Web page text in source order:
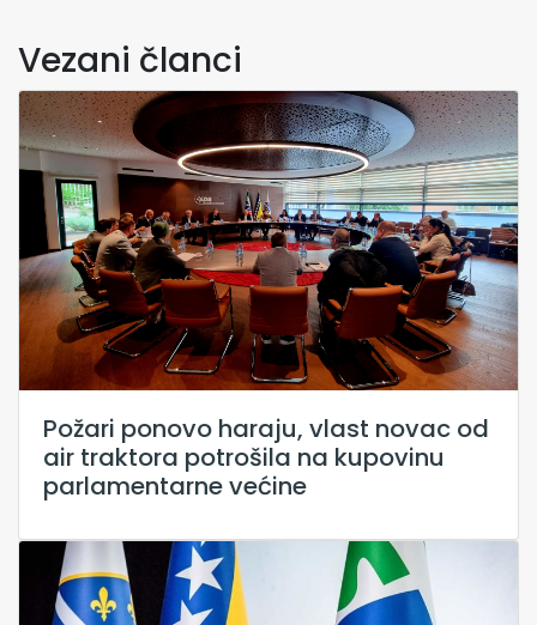
Vezani članci
Požari ponovo haraju, vlast novac od
air traktora potrošila na kupovinu
parlamentarne većine